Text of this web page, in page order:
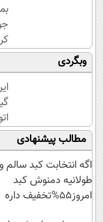
وبگردی
مطالب پیشنهادی
اگه انتخابت کبد سالم
طولانیه دمنوش کبد
امروز55%تخفیف داره